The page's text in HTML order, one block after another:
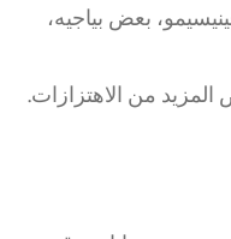
بعض بياجيه،
من الاهتزازات.